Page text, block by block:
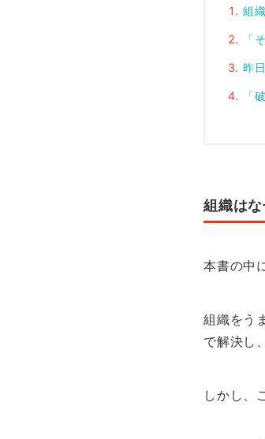
組
「
昨
「
組織は
本書の中
組織をう
で解決し
しかし、